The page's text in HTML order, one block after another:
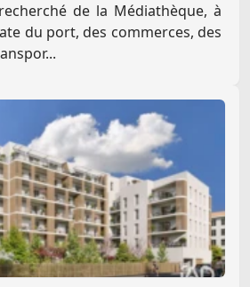
de la Médiathèque, à
du port, des commerces, des